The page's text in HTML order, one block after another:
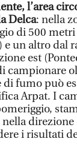
l’area
Delca: nella
di 500
e un altro dal
est
campionare
di fumo può
Arpat. I
direzione
i risultati